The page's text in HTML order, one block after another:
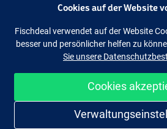
- Schnurklasse: 55-80lb
- Ringe: 7
- Aktion: fast
- Blankmaterial: 24T + 30T Carbon
Lagerräumung
Facebook
Cookies auf der Website
Fischdeal verwendet auf der Website
besser und persönlicher helfen zu
Sie unsere
Cookies